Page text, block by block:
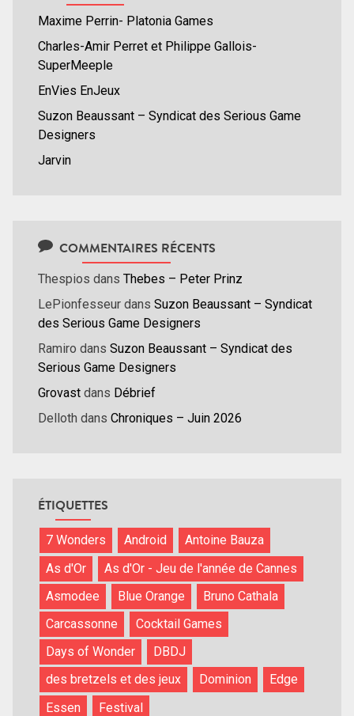
Maxime Perrin- Platonia Games
Charles-Amir Perret et Philippe Gallois-
SuperMeeple
EnVies EnJeux
Suzon Beaussant – Syndicat des Serious Game
Designers
Jarvin
COMMENTAIRES RÉCENTS
Thespios dans Thebes – Peter Prinz
LePionfesseur dans Suzon Beaussant – Syndicat
des Serious Game Designers
Ramiro dans Suzon Beaussant – Syndicat des
Serious Game Designers
Grovast dans Débrief
Delloth dans Chroniques – Juin 2026
ÉTIQUETTES
7 Wonders Android
Antoine Bauza
As d'Or
As d'Or - Jeu de l'année de Cannes
Asmodee
Blue Orange
Bruno Cathala
Carcassonne
Cocktail Games
Days of Wonder
DBDJ
des bretzels et des jeux
Dominion
Edge
Essen
Festival